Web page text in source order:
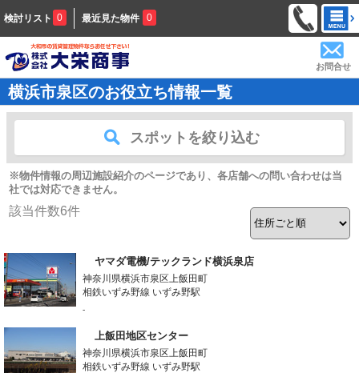
検討リスト 0 最近見た物件 0
お問合せ
横浜市泉区のお役立ち情報一覧
スポットを絞り込む
※物件情報の周辺施設紹介のページであり、各店舗への問い合わせは当
社では対応できません。
該当件数6件
ヤマダ電機/テックランド横浜泉店
神奈川県横浜市泉区上飯田町
相鉄いずみ野線 いずみ野駅
-
上飯田地区センター
神奈川県横浜市泉区上飯田町
相鉄いずみ野線 いずみ野駅